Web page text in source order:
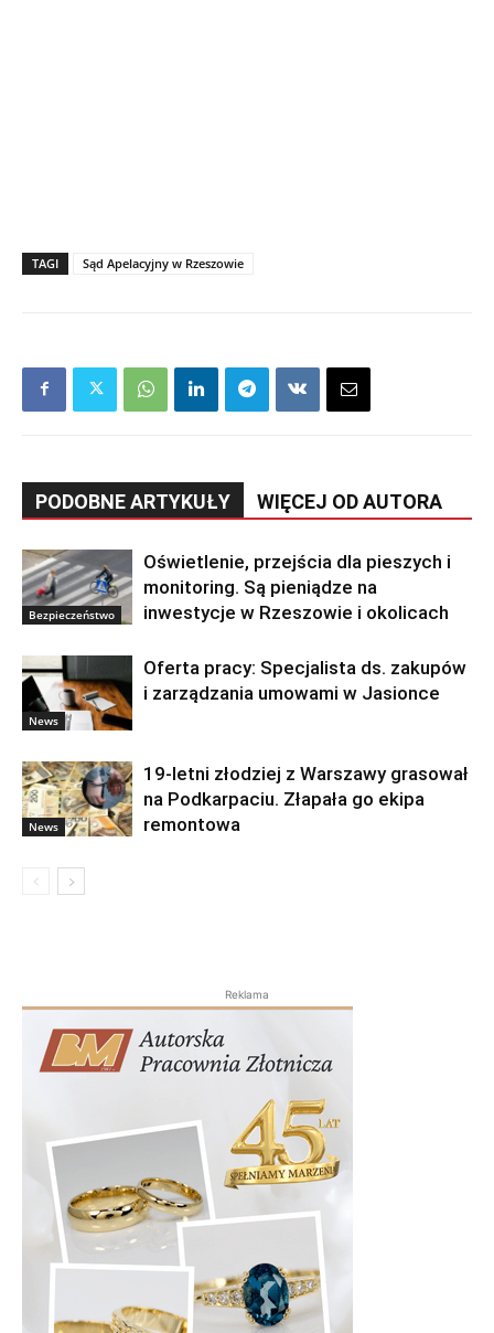
TAGI Sąd Apelacyjny w Rzeszowie
PODOBNE ARTYKUŁY WIĘCEJ OD AUTORA
Bezpieczeństwo
Oświetlenie, przejścia dla pieszych i
monitoring. Są pieniądze na
inwestycje w Rzeszowie i okolicach
News
Oferta pracy: Specjalista ds. zakupów
i zarządzania umowami w Jasionce
News
19-letni złodziej z Warszawy grasował
na Podkarpaciu. Złapała go ekipa
remontowa
Reklama